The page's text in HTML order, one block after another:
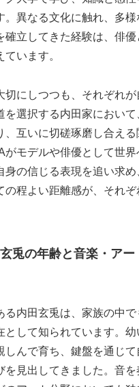
。異なる文化に触れ、多
確立してきた経験は、俳
います。
切にしつつも、それぞれが
を選択する内田家におい
、互いに切磋琢磨し合える
がモデルや俳優として世界
身の信じる表現を追い求
の程よい距離感が、それ
兎の年齢と音楽・アー
る内田玄兎は、家族の中
として知られています。
しんで育ち、鍵盤を通じ
を見出してきました。音